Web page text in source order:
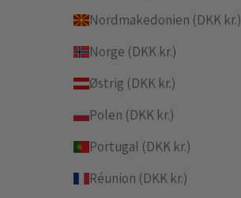
Nordmakedonien (DKK kr.)
Norge (DKK kr.)
Østrig (DKK kr.)
Polen (DKK kr.)
Portugal (DKK kr.)
Réunion (DKK kr.)